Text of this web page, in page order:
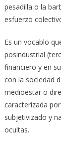
pesadilla o la
esfuerzo
Es un vocablo
posindustrial
financiero y en
con la sociedad
medioestar o
caracterizada
subjetivizado y
ocultas.